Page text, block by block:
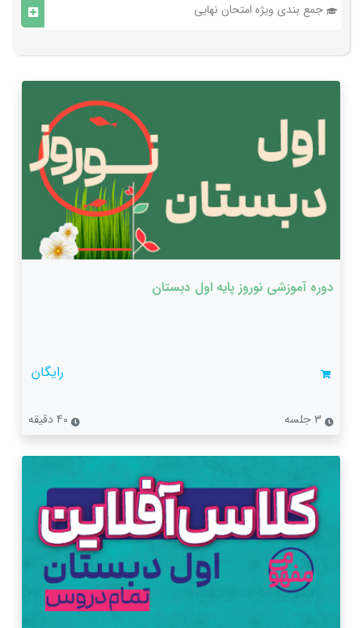
جمع بندی ویژه امتحان نهایی
دوره آموزشی نوروز پایه اول دبستان
رایگان